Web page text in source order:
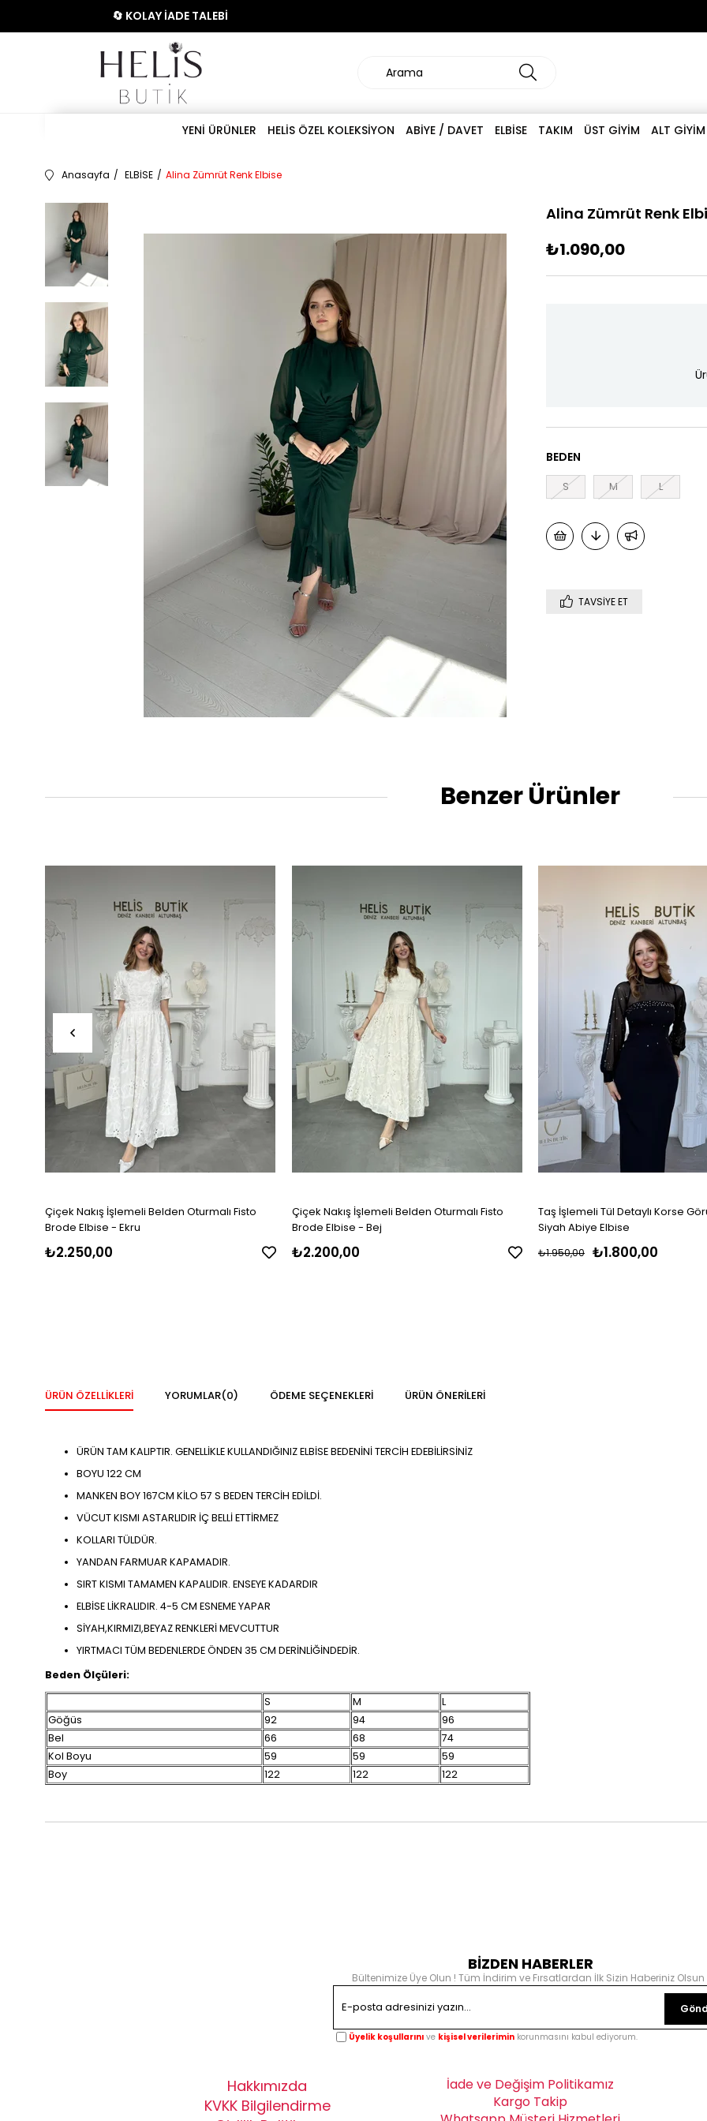
🔄 KOLAY İADE TALEBİ
YENİ ÜRÜNLER HELİS ÖZEL KOLEKSİYON ABİYE / DAVET ELBİSE TAKIM ÜST GİYİM ALT GİYİM
Anasayfa ELBİSE Alina Zümrüt Renk Elbise
Alina Zümrüt Renk
₺1.090,00
BEDEN
S M L
TAVSIYE ET
Benzer Ürünler
Çiçek Nakış İşlemeli Belden Oturmalı Fisto
Brode Elbise - Ekru
₺2.250,00
Çiçek Nakış İşlemeli Belden Oturmalı Fisto
Brode Elbise - Bej
₺2.200,00
Taş İşlemeli Tül Detaylı Korse
Siyah Abiye Elbise
₺1.800,00
₺1.950,00
ÜRÜN ÖZELLIKLERI YORUMLAR(0) ÖDEME SEÇENEKLERI ÜRÜN ÖNERILERI
ÜRÜN TAM KALIPTIR. GENELLİKLE KULLANDIĞINIZ ELBİSE BEDENİNİ TERCİH EDEBİLİRSİNİZ
BOYU 122 CM
MANKEN BOY 167CM KİLO 57 S BEDEN TERCİH EDİLDİ.
VÜCUT KISMI ASTARLIDIR İÇ BELLİ ETTİRMEZ
KOLLARI TÜLDÜR.
YANDAN FARMUAR KAPAMADIR.
SIRT KISMI TAMAMEN KAPALIDIR. ENSEYE KADARDIR
ELBİSE LİKRALIDIR. 4-5 CM ESNEME YAPAR
SİYAH,KIRMIZI,BEYAZ RENKLERİ MEVCUTTUR
YIRTMACI TÜM BEDENLERDE ÖNDEN 35 CM DERİNLİĞİNDEDİR.
Beden Ölçüleri:
S M
L
Göğüs
92 94
96
Bel
66 68
74
Kol Boyu
59 59
59
Boy
122 122 122
BİZDEN HABERLER
Bültenimize Üye Olun ! Tüm İndirim ve Fırsatlardan İlk Sizin Haberiniz Olsun
Üyelik koşullarını ve kişisel verilerimin korunmasını kabul ediyorum.
Hakkımızda
KVKK Bilgilendirme
İade ve Değişim Politikamız
Kargo Takip